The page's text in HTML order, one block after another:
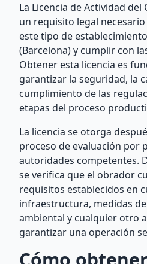
La Licencia de Actividad
un requisito legal
este tipo de
(Barcelona) y cumplir con
Obtener esta licencia es
garantizar la seguridad, la
cumplimiento de las
etapas del proceso
La licencia se otorga
proceso de evaluación por
autoridades competentes.
se verifica que el obrador
requisitos establecidos en
infraestructura, medidas
ambiental y cualquier otro
garantizar una operación